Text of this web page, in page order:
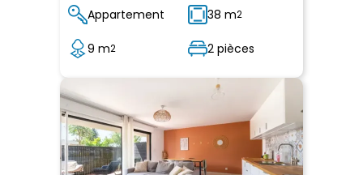
Appartement 38 m2
9 m2 2 pièces